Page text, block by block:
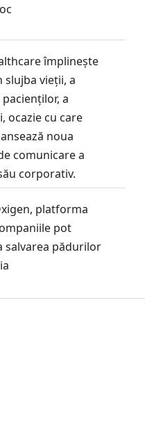
împlinește
slujba vieții, a
a
ocazie cu care
noua
comunicare a
corporativ.
platforma
pot
salvarea pădurilor